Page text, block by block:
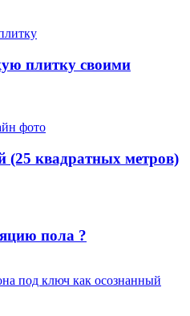
плитку своими
(25 квадратных метров)
пола ?